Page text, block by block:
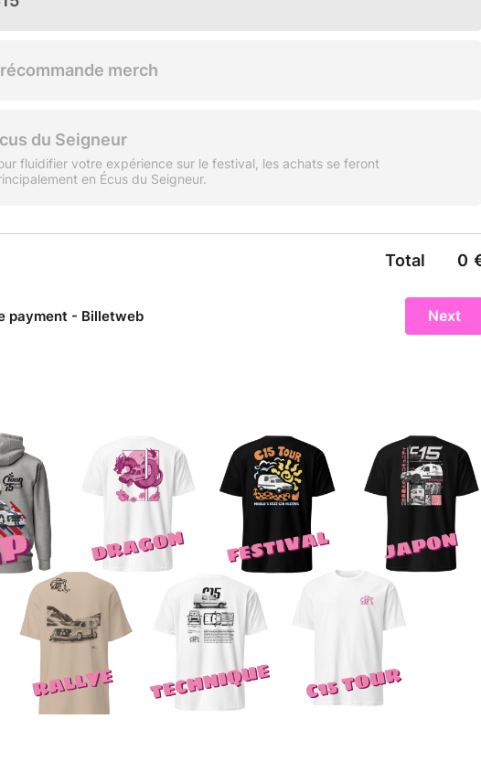
prix libre ! L'accès est ouvert à tous, mais un petit don lors de votre
à un montant minimum d'un euro symbolique.
du festival, pour fluidier votre expérience et faciliter le travail de
certain d'être aux couleurs du C15 pendant ce week-end
précommandez dès maintenant votre merch C15 Tour et